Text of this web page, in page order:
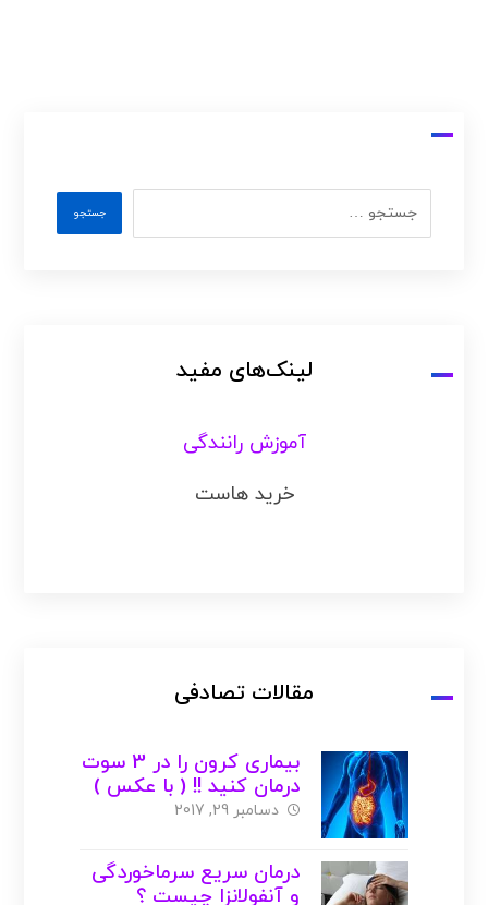
لینک‌های مفید
آموزش رانندگی
خرید هاست
مقالات تصادفی
بیماری کرون را در 3 سوت
درمان کنید !! ( با عکس )
دسامبر 29, 2017
درمان سریع سرماخوردگی
و آنفولانزا چیست ؟